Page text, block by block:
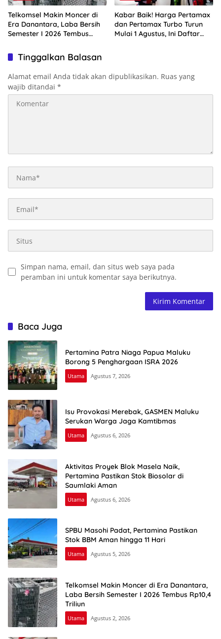
Telkomsel Makin Moncer di
Era Danantara, Laba Bersih
Semester I 2026 Tembus
Kabar Baik! Harga Pertamax
dan Pertamax Turbo Turun
Mulai 1 Agustus, Ini Daftar
Tinggalkan Balasan
Alamat email Anda tidak akan dipublikasikan. Ruas yang
wajib ditandai *
Simpan nama, email, dan situs web saya pada
peramban ini untuk komentar saya berikutnya.
Baca Juga
Pertamina Patra Niaga Papua Maluku
Borong 5 Penghargaan ISRA 2026
Utama Agustus 7, 2026
Isu Provokasi Merebak, GASMEN Maluku
Serukan Warga Jaga Kamtibmas
Utama Agustus 6, 2026
Aktivitas Proyek Blok Masela Naik,
Pertamina Pastikan Stok Biosolar di
Saumlaki Aman
Utama Agustus 6, 2026
SPBU Masohi Padat, Pertamina Pastikan
Stok BBM Aman hingga 11 Hari
Utama Agustus 5, 2026
Telkomsel Makin Moncer di Era Danantara,
Laba Bersih Semester I 2026 Tembus Rp10,4
Triliun
Utama Agustus 2, 2026